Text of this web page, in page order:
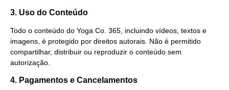
3. Uso do Conteúdo
Todo o conteúdo do Yoga Co. 365, incluindo vídeos, textos e
imagens, é protegido por direitos autorais. Não é permitido
compartilhar, distribuir ou reproduzir o conteúdo sem
autorização.
4. Pagamentos e Cancelamentos